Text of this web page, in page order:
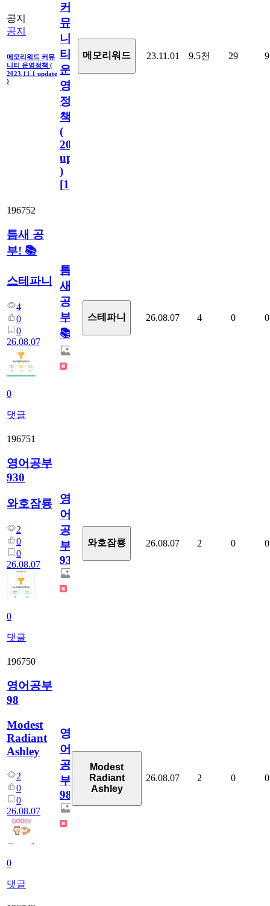
공지
공지
메모리워드 커뮤
니티 운영정책 (
2023.11.1 update
)
커
뮤
니
티
운
영
정
책
(
2023.11.1
update
)
[110
메모리워드 23.11.01 9.5천 29 9
196752
틈새 공
부! 📚
스테파니
4
0
0
26.08.07
0
댓글
틈
새
공
부!
📚
스테파니 26.08.07 4 0 0
196751
영어공부
930
와호잠룡
2
0
0
26.08.07
0
댓글
영
어
공
부
930
와호잠룡 26.08.07 2 0 0
196750
영어공부
98
Modest
Radiant
Ashley
2
0
0
26.08.07
0
댓글
영
어
공
부
98
Modest
Radiant
Ashley
26.08.07 2 0 0